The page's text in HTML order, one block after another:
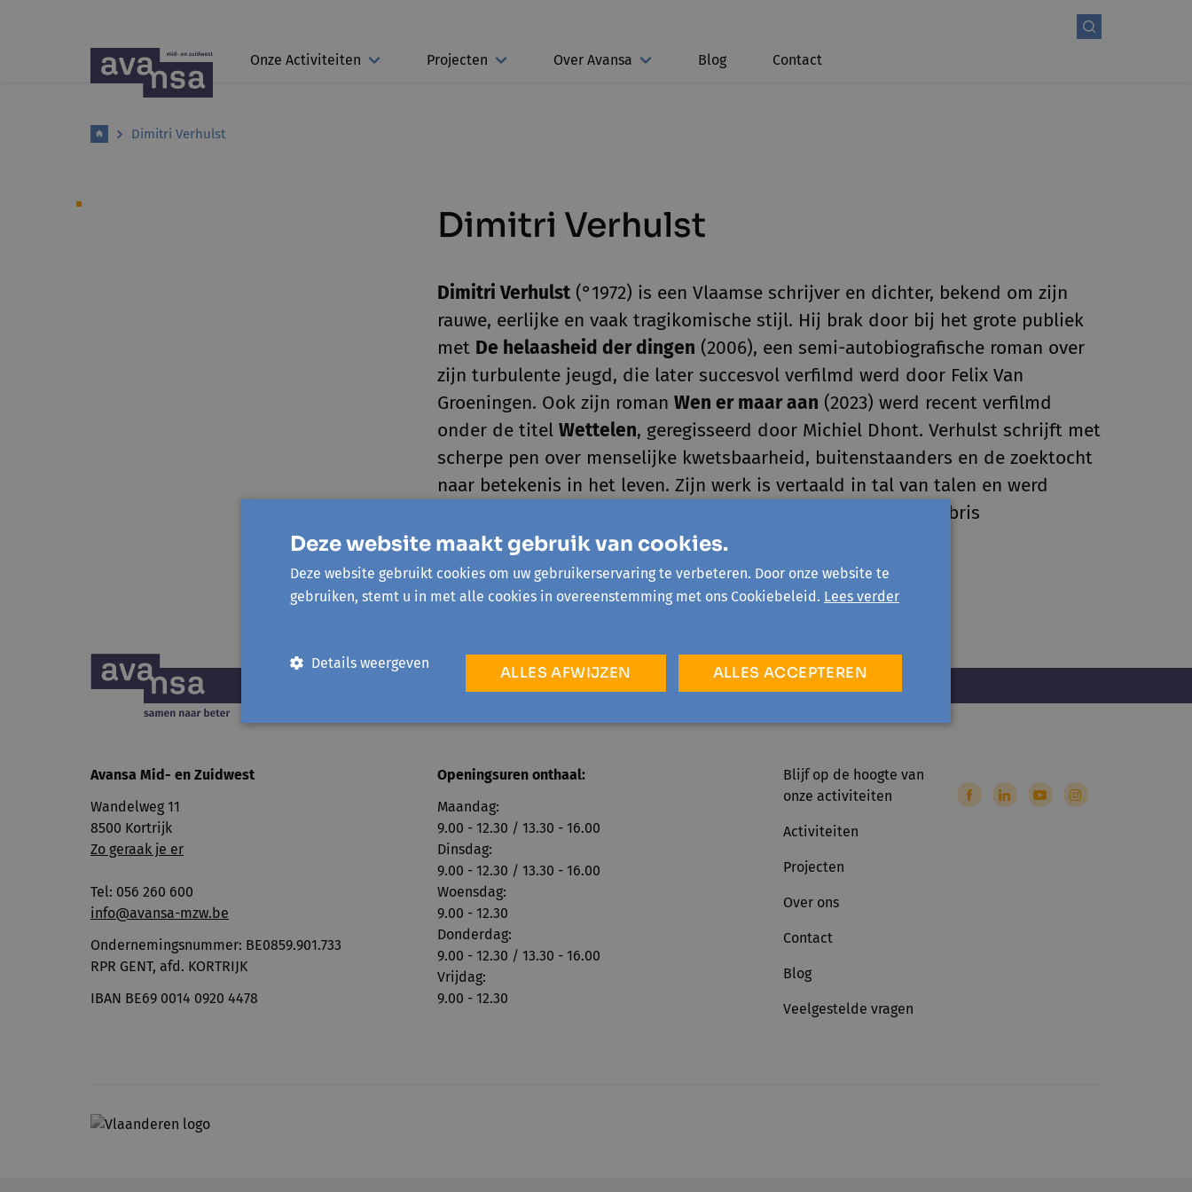
Onze Activiteiten Projecten Over Avansa Blog Contact
Dimitri Verhulst
Dimitri Verhulst
Dimitri Verhulst(°1972) is een Vlaamse schrijver en dichter, bekend om zijn
rauwe, eerlijke en vaak tragikomische stijl. Hij brak door bij het grote publiek
met De helaasheid der dingen (2006), een semi-autobiografische roman over
zijn turbulente jeugd, die later succesvol verfilmd werd door Felix Van
Groeningen. Ook zijn roman Wen er maar aan (2023) werd recent verfilmd
onder de titel Wettelen, geregisseerd door Michiel Dhont. Verhulst schrijft met
scherpe pen over menselijke kwetsbaarheid, buitenstaanders en de zoektocht
naar betekenis in het leven. Zijn werk is vertaald in tal van talen en werd
meermaals bekroond, waaronder met de Gouden Uil en de Libris
Literatuurprijs. Fotocredits: Harry Gruyaert
Avansa Mid- en Zuidwest
Wandelweg 11
8500 Kortrijk
Zo geraak je er
Tel: 056 260 600
info@avansa-mzw.be
Ondernemingsnummer: BE0859.901.733
RPR GENT, afd. KORTRIJK
IBAN BE69 0014 0920 4478
Openingsuren onthaal:
Maandag:
9.00 - 12.30 / 13.30 - 16.00
Dinsdag:
9.00 - 12.30 / 13.30 - 16.00
Woensdag:
9.00 - 12.30
Donderdag:
9.00 - 12.30 / 13.30 - 16.00
Vrijdag:
9.00 - 12.30
Blijf op de hoogte van
onze activiteiten
Activiteiten
Projecten
Over ons
Contact
Blog
Veelgestelde vragen
Deze website maakt gebruik van cookies.
Deze website gebruikt cookies om uw gebruikerservaring te verbeteren. Door onze website te
gebruiken, stemt u in met alle cookies in overeenstemming met ons Cookiebeleid. Lees verder
ALLES ACCEPTEREN
ALLES AFWIJZEN
Details weergeven